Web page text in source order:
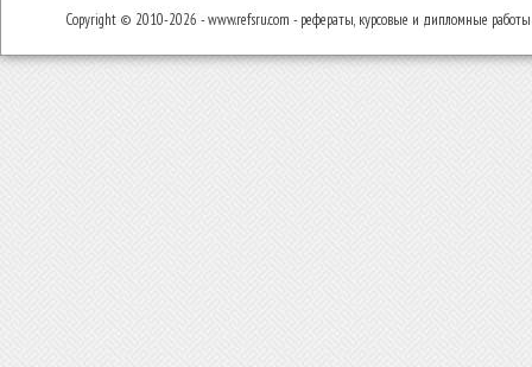
Copyright © 2010-2026 - www.refsru.com - рефераты, курсовые и дипломные работы